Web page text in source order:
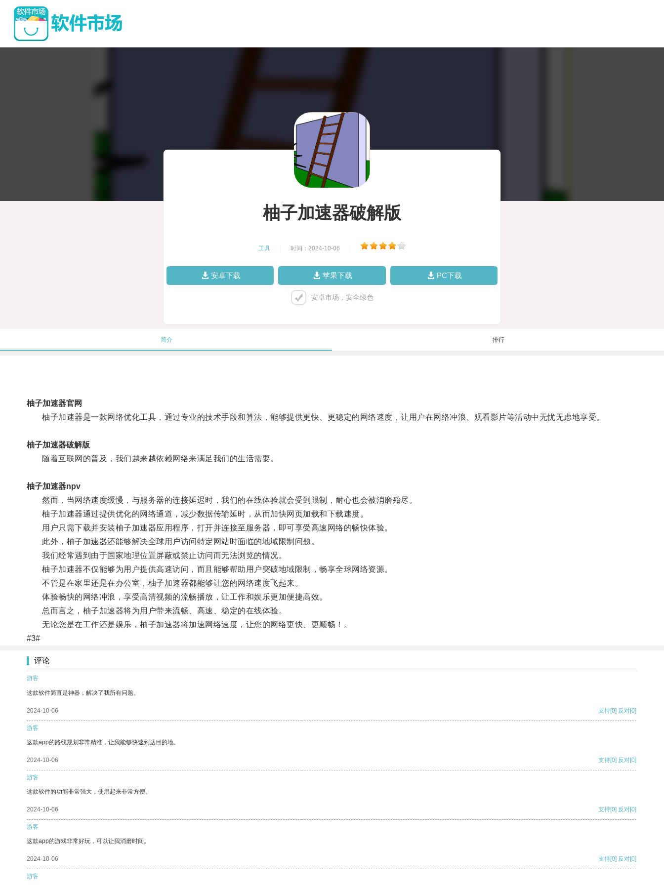
柚子加速器破解版
工具 时间：2024-10-06
安卓下载 苹果下载 PC下载
安卓市场，安全绿色
简介 排行
柚子加速器官网
柚子加速器是一款网络优化工具，通过专业的技术手段和算法，能够提供更快、更稳定的网络速度，让用户在网络冲浪、观看影片等活动中无忧无虑地享受。
柚子加速器破解版
随着互联网的普及，我们越来越依赖网络来满足我们的生活需要。
柚子加速器npv
然而，当网络速度缓慢，与服务器的连接延迟时，我们的在线体验就会受到限制，耐心也会被消磨殆尽。
柚子加速器通过提供优化的网络通道，减少数据传输延时，从而加快网页加载和下载速度。
用户只需下载并安装柚子加速器应用程序，打开并连接至服务器，即可享受高速网络的畅快体验。
此外，柚子加速器还能够解决全球用户访问特定网站时面临的地域限制问题。
我们经常遇到由于国家地理位置屏蔽或禁止访问而无法浏览的情况。
柚子加速器不仅能够为用户提供高速访问，而且能够帮助用户突破地域限制，畅享全球网络资源。
不管是在家里还是在办公室，柚子加速器都能够让您的网络速度飞起来。
体验畅快的网络冲浪，享受高清视频的流畅播放，让工作和娱乐更加便捷高效。
总而言之，柚子加速器将为用户带来流畅、高速、稳定的在线体验。
无论您是在工作还是娱乐，柚子加速器将加速网络速度，让您的网络更快、更顺畅！。
#3#
评论
游客
这款软件简直是神器，解决了我所有问题。
2024-10-06 支持[0] 反对[0]
游客
这款app的路线规划非常精准，让我能够快速到达目的地。
2024-10-06 支持[0] 反对[0]
游客
这款软件的功能非常强大，使用起来非常方便。
2024-10-06 支持[0] 反对[0]
游客
这款app的游戏非常好玩，可以让我消磨时间。
2024-10-06 支持[0] 反对[0]
游客